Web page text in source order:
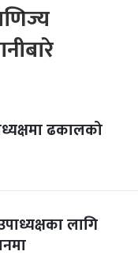
ढकालको
लागि